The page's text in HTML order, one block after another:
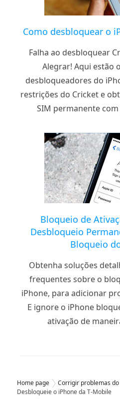
Como desbloquear o
Falha ao desbloquear
Alegrar! Aqui estão
desbloqueadores do
restrições do Cricket e
SIM permanente
Bloqueio de
Desbloqueio
Bloqueio
Obtenha soluções
frequentes sobre o
iPhone, para adicionar
E ignore o iPhone
ativação de
Home page
Corrigir problemas do
Desbloqueie o iPhone da T-Mobile